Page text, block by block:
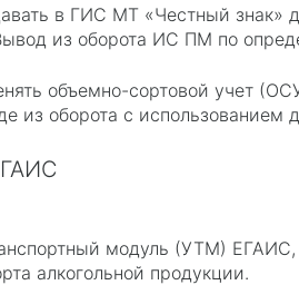
в ГИС МТ «Честный знак»
из оборота ИС ПМ по
объемно-сортовой учет
из оборота с
модуль (УТМ)
алкогольной продукции.